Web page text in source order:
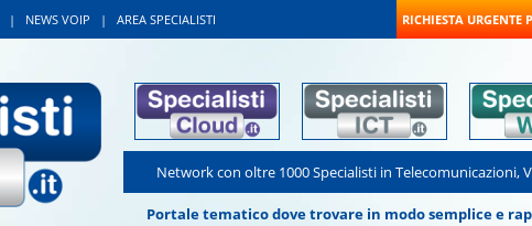
| NEWS VOIP | AREA SPECIALISTI RICHIESTA URGENTE
Network con oltre 1000 Specialisti in Telecomunicazioni,
Portale tematico dove trovare in modo semplice e